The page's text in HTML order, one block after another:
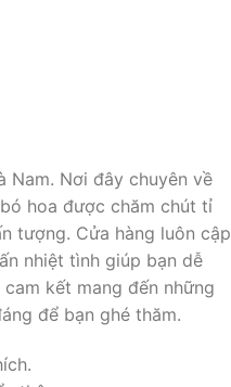
Nam. Nơi đây chuyên về
hoa được chăm chút tỉ
tượng. Cửa hàng luôn cập
nhiệt tình giúp bạn dễ
kết mang đến những
để bạn ghé thăm.